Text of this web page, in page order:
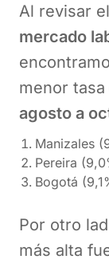
Al revisar el
mercado
menor tasa
agosto a
Manizales
Pereira
Bogotá
Por otro
más alta